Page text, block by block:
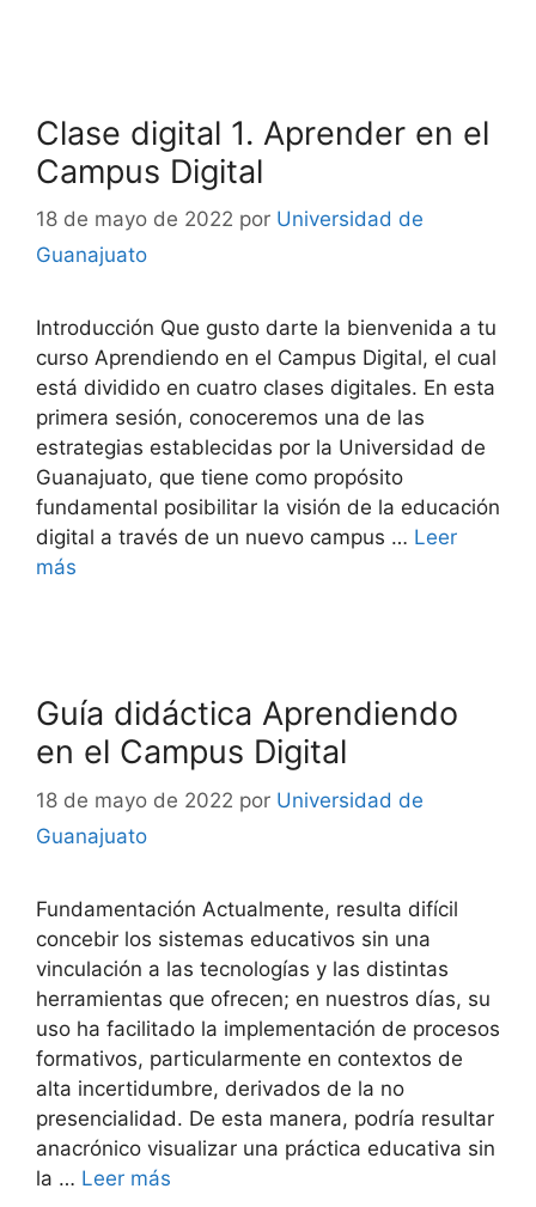
Clase digital 1. Aprender en el
Campus Digital
18 de mayo de 2022 por Universidad de
Guanajuato
Introducción Que gusto darte la bienvenida a tu
curso Aprendiendo en el Campus Digital, el cual
está dividido en cuatro clases digitales. En esta
primera sesión, conoceremos una de las
estrategias establecidas por la Universidad de
Guanajuato, que tiene como propósito
fundamental posibilitar la visión de la educación
digital a través de un nuevo campus … Leer
más
Guía didáctica Aprendiendo
en el Campus Digital
18 de mayo de 2022 por Universidad de
Guanajuato
Fundamentación Actualmente, resulta difícil
concebir los sistemas educativos sin una
vinculación a las tecnologías y las distintas
herramientas que ofrecen; en nuestros días, su
uso ha facilitado la implementación de procesos
formativos, particularmente en contextos de
alta incertidumbre, derivados de la no
presencialidad. De esta manera, podría resultar
anacrónico visualizar una práctica educativa sin
la … Leer más